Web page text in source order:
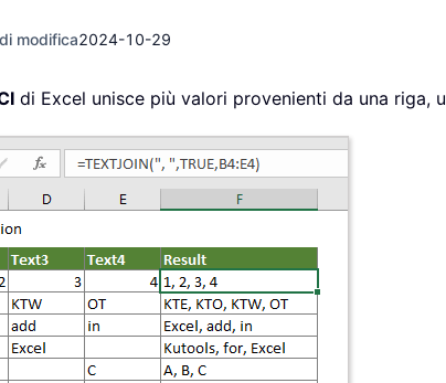
modifica2024-10-29
di Excel unisce più valori provenienti da una riga,